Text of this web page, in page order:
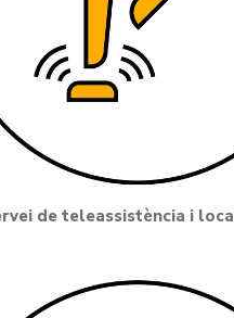
de teleassistència i